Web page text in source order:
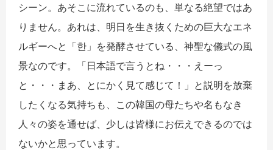
シーン。あそこに流れているのも、単なる絶望ではあ
りません。あれは、明日を生き抜くための巨大なエネ
ルギーへと「한 」を発酵させている、神聖な儀式の風
景なのです。「日本語で言うとね・・・ えーっ
と・・・ まあ、とにかく見て感じて！」と説明を放棄
したくなる気持ちも、この韓国の母たちや名もなき
人々の姿を通せば、少しは皆様にお伝えできるのでは
ないかと思っています。